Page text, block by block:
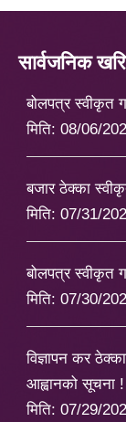
सार्वजनिक
बोलपत्र स्वीकृत
मिति: 08/06/
बजार ठेक्का
मिति: 07/31/
बोलपत्र स्वीकृत
मिति: 07/30/
विज्ञापन कर
आह्वानको सूचना !
मिति: 07/29/